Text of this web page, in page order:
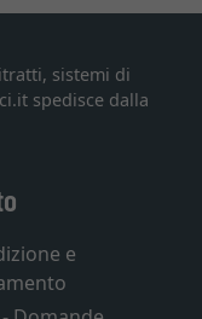
sistemi di
spedisce dalla
e